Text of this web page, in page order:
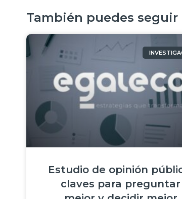
También puedes
Estudio de opinión
claves para preguntar